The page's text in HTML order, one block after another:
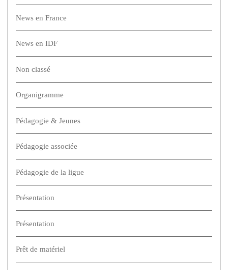
News en France
News en IDF
Non classé
Organigramme
Pédagogie & Jeunes
Pédagogie associée
Pédagogie de la ligue
Présentation
Présentation
Prêt de matériel